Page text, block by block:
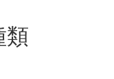
類